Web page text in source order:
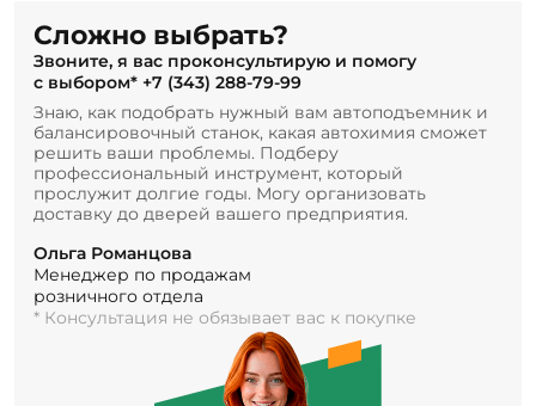
Сложно выбрать?
Звоните, я вас проконсультирую и помогу
с выбором* +7 (343) 288-79-99
Знаю, как подобрать нужный вам автоподъемник и
балансировочный станок, какая автохимия сможет
решить ваши проблемы. Подберу
профессиональный инструмент, который
прослужит долгие годы. Могу организовать
доставку до дверей вашего предприятия.
Ольга Романцова
Менеджер по продажам
розничного отдела
* Консультация не обязывает вас к покупке